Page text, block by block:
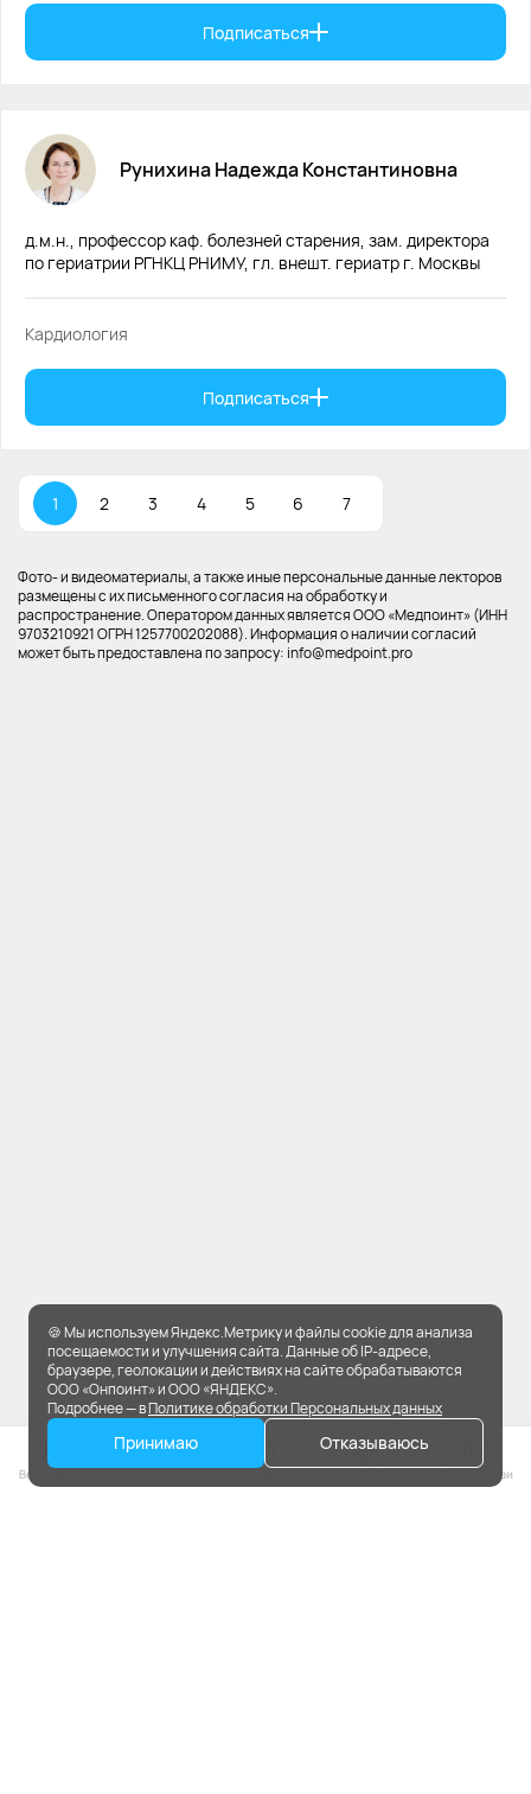
Подписаться
РунихинаНадеждаКонстантиновна
д.м.н., профессор каф. болезней старения, зам. директора
по гериатрии РГНКЦ РНИМУ, гл. внешт. гериатр г. Москвы
Кардиология
Подписаться
1 2 3 4 5 6 7
Фото- и видеоматериалы, а также иные персональные данные лекторов
размещены с их письменного согласия на обработку и
распространение. Оператором данных является ООО «Медпоинт» (ИНН
9703210921 ОГРН 1257700202088). Информация о наличии согласий
может быть предоставлена по запросу: info@medpoint.pro
🍪 Мы используем Яндекс.Метрику и файлы cookie для анализа
посещаемости и улучшения сайта. Данные об IP-адресе,
браузере, геолокации и действиях на сайте обрабатываются
ООО «Онпоинт» и ООО «ЯНДЕКС».
Подробнее — вПолитике обработки Персональных данных
Принимаю Отказываюсь